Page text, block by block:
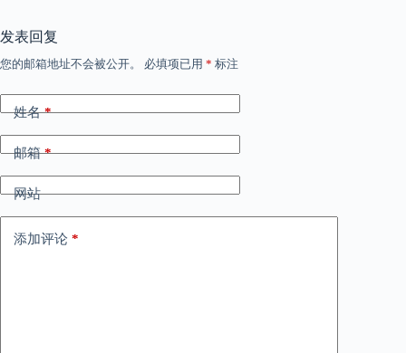
发表回复
您的邮箱地址不会被公开。 必填项已用 * 标注
姓名*
邮箱*
网站
添加评论 *